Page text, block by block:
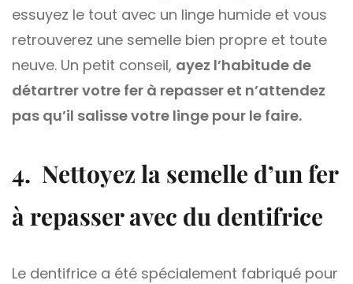
essuyez le tout avec un linge humide et vous
retrouverez une semelle bien propre et toute
neuve. Un petit conseil, ayez l’habitude de
détartrer votre fer à repasser et n’attendez
pas qu’il salisse votre linge pour le faire.
4. Nettoyez la semelle d’un fer
à repasser avec du dentifrice
Le dentifrice a été spécialement fabriqué pour